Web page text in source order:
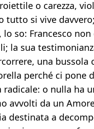
o carezza,
tutto si vive
so: Francesco
la sua
una bussola
perché ci pone
radicale: o nulla ha
avvolti da un
destinata a